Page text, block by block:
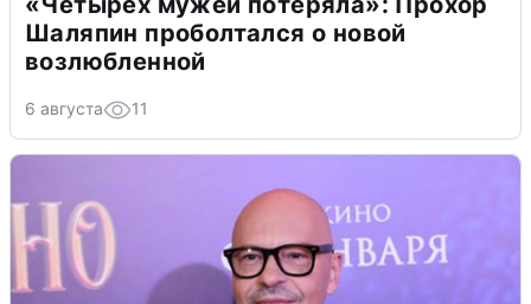
Шаляпин проболтался о новой
возлюбленной
6 августа 11